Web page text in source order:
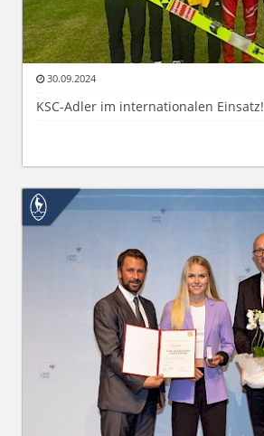
30.09.2024
KSC-Adler im internationalen Einsatz!